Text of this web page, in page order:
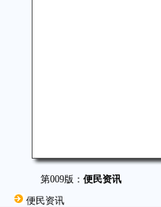
第009版：便民资讯
便民资讯